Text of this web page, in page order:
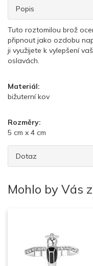
Popis
Tuto roztomilou brož
připnout jako ozdobu
ji využijete k vylepšení
oslavách.
Materiál:
bižuterní kov
Rozměry:
5 cm x 4 cm
Dotaz
Mohlo by Vás